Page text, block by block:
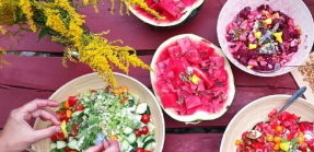
Über
Mein Buch
Kontakt